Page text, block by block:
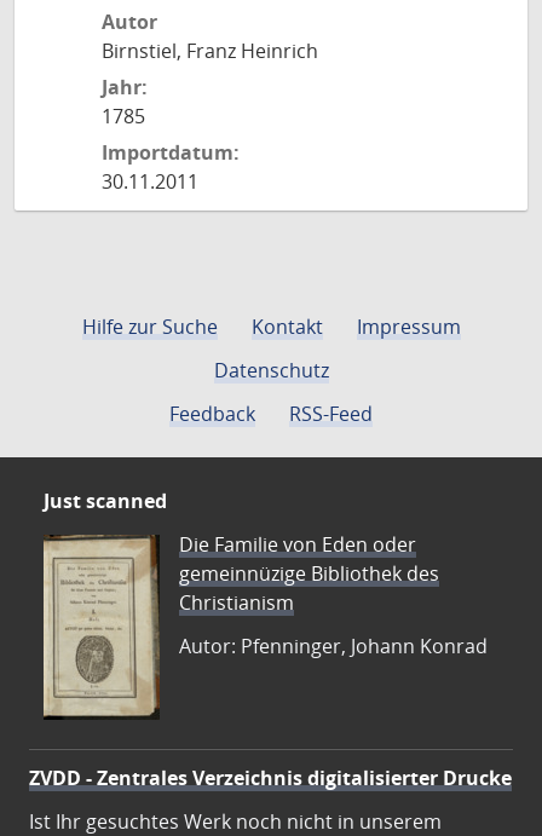
Autor
Birnstiel, Franz Heinrich
Jahr:
1785
Importdatum:
30.11.2011
Hilfe zur Suche Kontakt
Impressum
Datenschutz
Feedback
RSS-Feed
Just scanned
Die Familie von Eden oder
gemeinnüzige Bibliothek des
Christianism
Autor: Pfenninger, Johann Konrad
ZVDD - Zentrales Verzeichnis digitalisierter Drucke
Ist Ihr gesuchtes Werk noch nicht in unserem